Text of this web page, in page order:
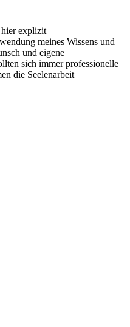
explizit
meines Wissens und
und eigene
sich immer professionelle
die Seelenarbeit